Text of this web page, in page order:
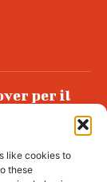
like cookies to
these
per il